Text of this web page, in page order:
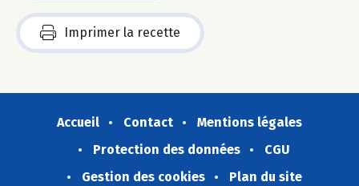
Imprimer la recette
Accueil Contact
Mentions légales
Protection des données
CGU
Gestion des cookies
Plan du site